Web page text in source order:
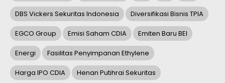
DBS Vickers Sekuritas Indonesia Diversifikasi Bisnis TPIA
EGCO Group Emisi Saham CDIA Emiten Baru BEI
Energi Fasilitas Penyimpanan Ethylene
Harga IPO CDIA Henan Putihrai Sekuritas